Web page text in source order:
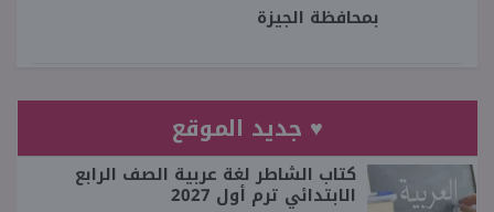
بمحافظة الجيزة
♥ جديد الموقع
كتاب الشاطر لغة عربية الصف الرابع
الابتدائي ترم أول 2027